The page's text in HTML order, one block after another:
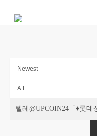
주간 IAM